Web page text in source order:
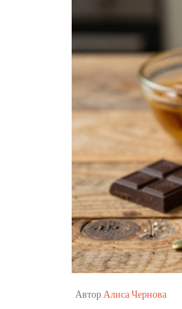
АвторАлиса Чернова